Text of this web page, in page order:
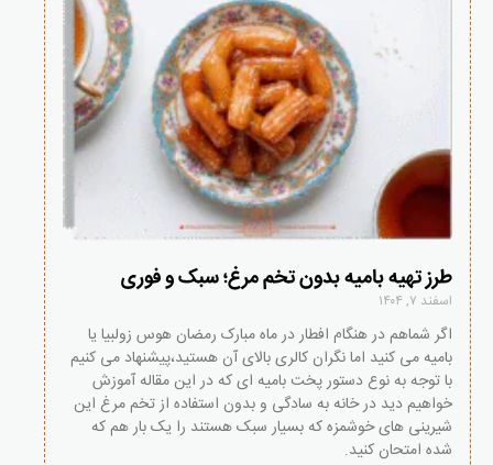
طرز تهیه بامیه بدون تخم مرغ؛ سبک و فوری
اسفند ۷, ۱۴۰۴
اگر شماهم در هنگام افطار در ماه مبارک رمضان هوس زولبیا یا
بامیه می کنید اما نگران کالری بالای آن هستید،پیشنهاد می کنیم
با توجه به نوع دستور پخت بامیه ای که در این مقاله آموزش
خواهیم دید در خانه به سادگی و بدون استفاده از تخم مرغ این
شیرینی های خوشمزه که بسیار سبک هستند را یک بار هم که
شده امتحان کنید.